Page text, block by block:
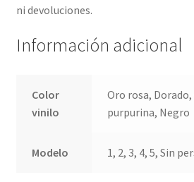
ni devoluciones.
Información adicional
Color
vinilo
Oro rosa,
purpurina, Negro
Modelo 1, 2, 3, 4, 5, Sin